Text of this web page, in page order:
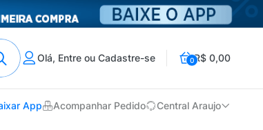
Olá, Entre ou Cadastre-se 0R$ 0,00
App Acompanhar Pedido Central Araujo